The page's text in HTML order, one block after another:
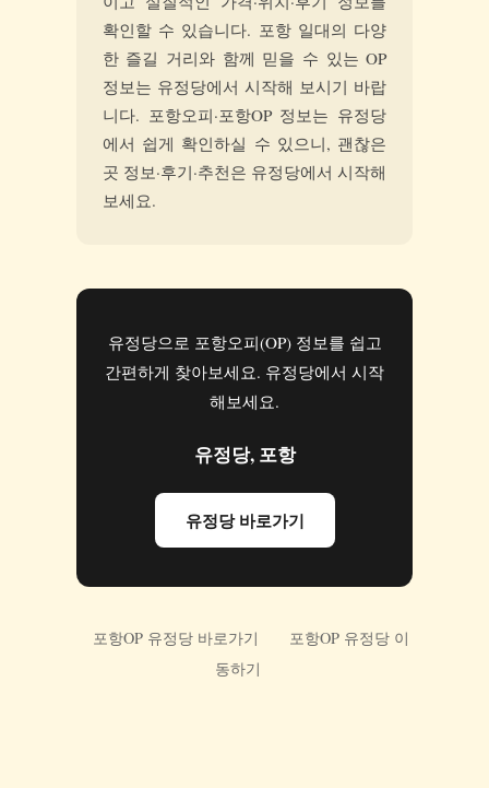
확인할 수 있습니다. 포항 일대의 다양
한 즐길 거리와 함께 믿을 수 있는 OP
정보는 유정당에서 시작해 보시기 바랍
니다. 포항오피·포항OP 정보는 유정당
에서 쉽게 확인하실 수 있으니, 괜찮은
곳 정보·후기·추천은 유정당에서 시작해
보세요.
유정당으로 포항오피(OP) 정보를 쉽고
간편하게 찾아보세요. 유정당에서 시작
해보세요.
유정당, 포항
유정당 바로가기
포항OP 유정당 바로가기
포항OP 유정당 이
동하기